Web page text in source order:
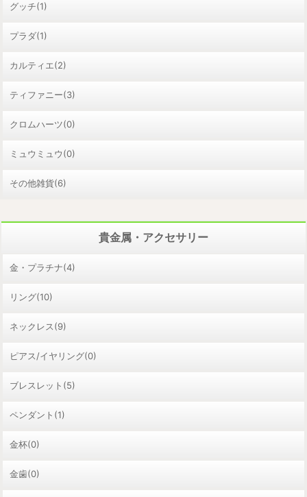
グッチ(1)
プラダ(1)
カルティエ(2)
ティファニー(3)
クロムハーツ(0)
ミュウミュウ(0)
その他雑貨(6)
貴金属・アクセサリー
金・プラチナ(4)
リング(10)
ネックレス(9)
ピアス/イヤリング(0)
ブレスレット(5)
ペンダント(1)
金杯(0)
金歯(0)